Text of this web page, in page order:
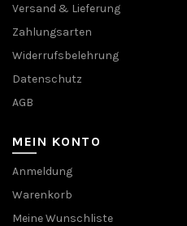
Versand & Lieferung
Zahlungsarten
Widerrufsbelehrung
Datenschutz
AGB
MEIN KONTO
Anmeldung
Warenkorb
Meine Wunschliste